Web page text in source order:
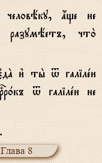
ѓще не
что2
и3 ты2 t галілeи
t галілeи не
Глава 8